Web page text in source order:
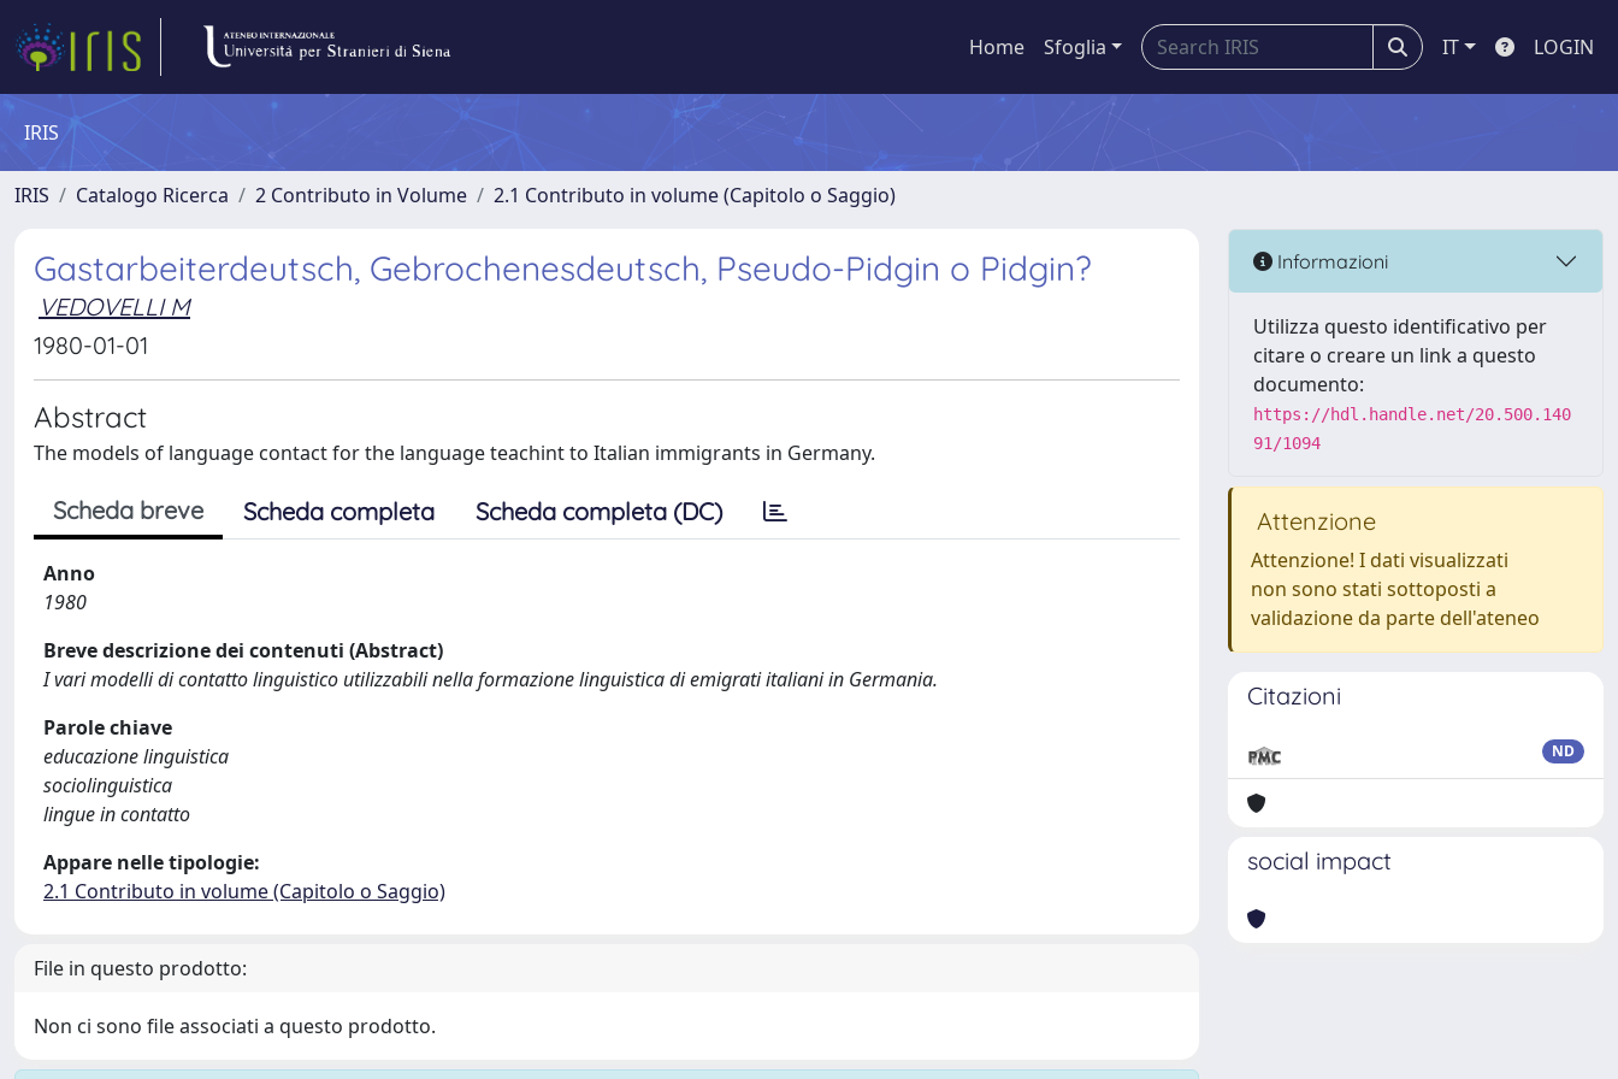
Home Sfoglia IT LOGIN
IRIS
IRIS Catalogo Ricerca 2 Contributo in Volume 2.1 Contributo in volume (Capitolo o Saggio)
Gastarbeiterdeutsch, Gebrochenesdeutsch, Pseudo-Pidgin o Pidgin?
VEDOVELLI M
1980-01-01
Abstract
The models of language contact for the language teachint to Italian immigrants in Germany.
Scheda breve Scheda completa Scheda completa (DC)
Anno
1980
Breve descrizione dei contenuti (Abstract)
I vari modelli di contatto linguistico utilizzabili nella formazione linguistica di emigrati italiani in Germania.
Parole chiave
educazione linguistica
sociolinguistica
lingue in contatto
Appare nelle tipologie:
2.1 Contributo in volume (Capitolo o Saggio)
File in questo prodotto:
Non ci sono file associati a questo prodotto.
Informazioni
Utilizza questo identificativo per
citare o creare un link a questo
documento:
https://hdl.handle.net/20.500.140
91/1094
Attenzione
Attenzione! I dati visualizzati
non sono stati sottoposti a
validazione da parte dell'ateneo
Citazioni
ND
social impact